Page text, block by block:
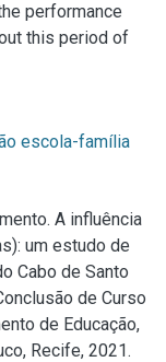
performance
this period of
escola-família
A influência
um estudo de
Cabo de Santo
de Curso
de Educação,
Recife, 2021.